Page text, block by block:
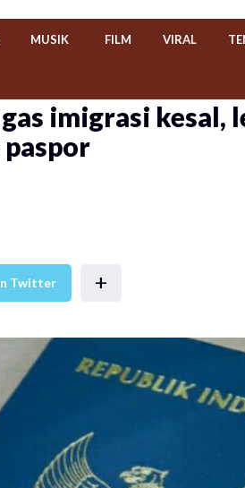
MUSIK FILM VIRAL
imigrasi kesal,
Twitter +